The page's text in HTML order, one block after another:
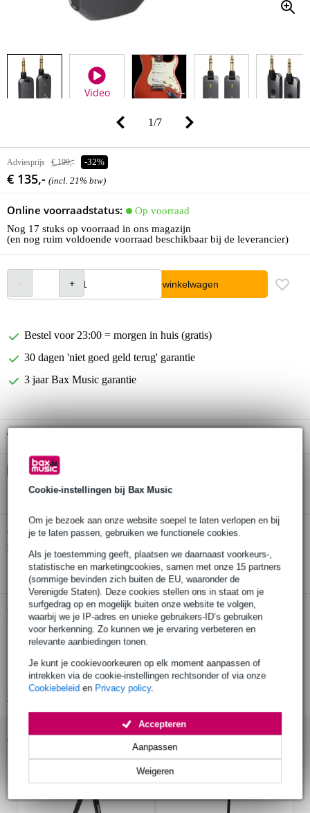
Cookie-instellingen bij Bax Music
Om je bezoek aan onze website soepel te laten verlopen en bij
je te laten passen, gebruiken we functionele cookies.
Als je toestemming geeft, plaatsen we daarnaast voorkeurs-,
statistische en marketingcookies, samen met onze 15 partners
(sommige bevinden zich buiten de EU, waaronder de
Verenigde Staten). Deze cookies stellen ons in staat om je
surfgedrag op en mogelijk buiten onze website te volgen,
waarbij we je IP-adres en unieke gebruikers-ID’s gebruiken
voor herkenning. Zo kunnen we je ervaring verbeteren en
relevante aanbiedingen tonen.
Je kunt je cookievoorkeuren op elk moment aanpassen of
intrekken via de cookie-instellingen rechtsonder of via onze
Cookiebeleid en Privacy policy.
Weigeren
Aanpassen
Accepteren
Video
1/7
Adviesprijs € 199,- -32%
€ 135,- (incl. 21% btw)
Online voorraadstatus:
Op voorraad
Nog 17 stuks op voorraad in ons magazijn
(en nog ruim voldoende voorraad beschikbaar bij de leverancier)
In winkelwagen
Bestel voor 23:00 = morgen in huis (gratis)
30 dagen 'niet goed geld terug' garantie
3 jaar Bax Music garantie
Kies nu voor 2 jaar extra Bax Music garantie en meer
Twijfel je of deNUX C-5RC draadloos gitaarsysteem
past? Doe de check.
Start de check
Productinformatie
NUX C-5RC
draadloos gitaarsysteem
frequentieband: 5.8 GHz (geen vergunning nodig)
Bekijk alle productspecificaties
Accessoires (26)